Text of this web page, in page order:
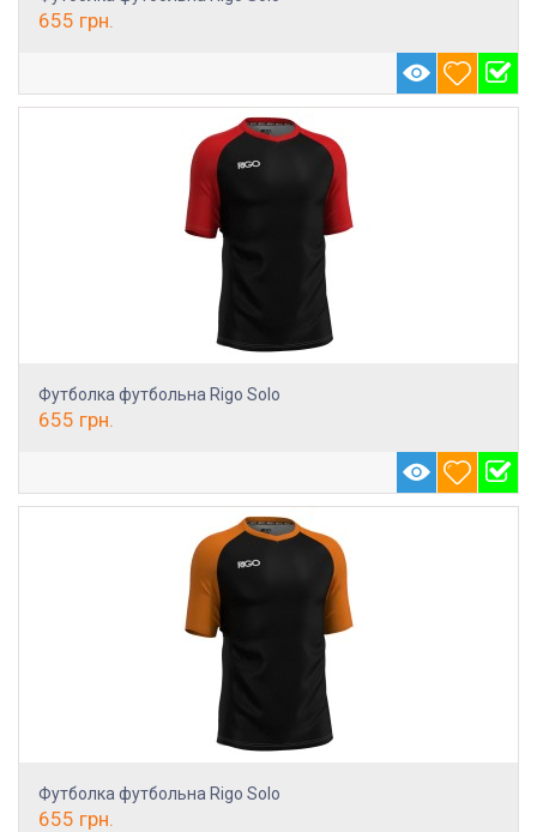
655 грн.
Футболка футбольна Rigo Solo
655 грн.
Футболка футбольна Rigo Solo
655 грн.